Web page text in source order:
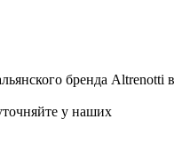
бренда Altrenotti в
у наших